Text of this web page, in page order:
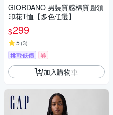
GIORDANO 男裝質感棉質圓領
印花T恤【多色任選】
$299
5 (3)
挑戰低價 券
加入購物車